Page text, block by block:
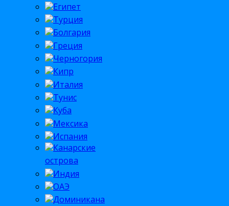
Египет
Турция
Болгария
Греция
Черногория
Кипр
Италия
Тунис
Куба
Мексика
Испания
Канарские
острова
Индия
ОАЭ
Доминикана